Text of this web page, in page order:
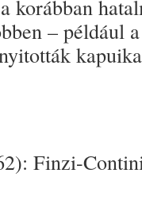
korábban
– például
Finzi-